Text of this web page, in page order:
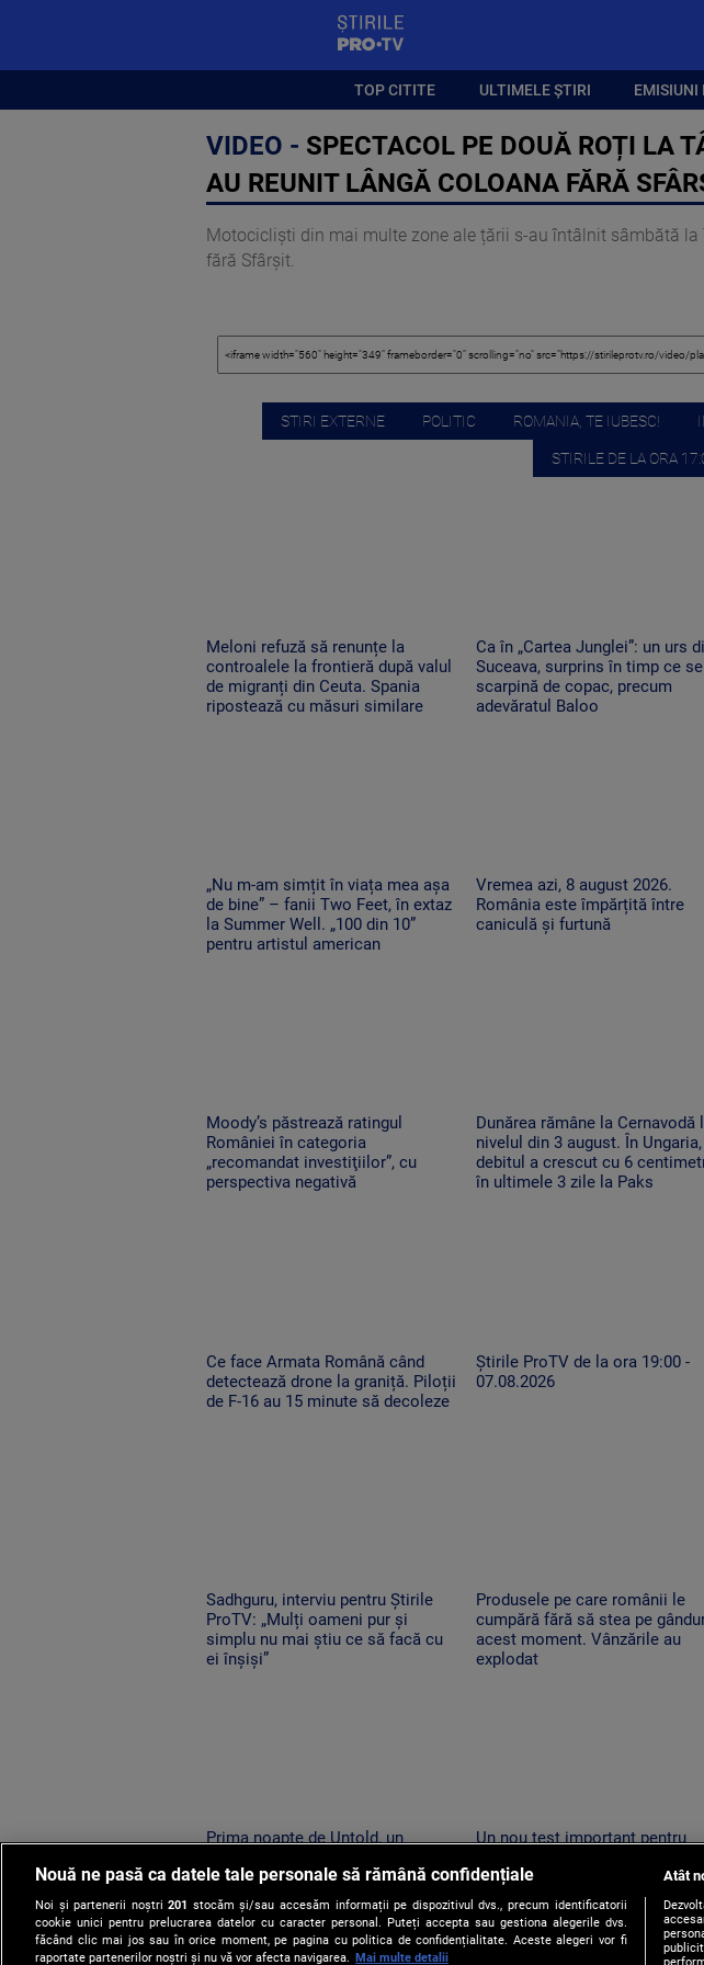
TOP CITITE ULTIMELE ȘTIRI EMISIUNI
VIDEO - SPECTACOL PE DOUĂ ROȚI LA
AU REUNIT LÂNGĂ COLOANA FĂRĂ
Motocicliști din mai multe zone ale țării s-au întâlnit sâmbătă
fără Sfârșit.
STIRI EXTERNE POLITIC ROMANIA, TE IUBESC!
STIRILE DE LA ORA
Meloni refuză să renunțe la
controalele la frontieră după valul
de migranți din Ceuta. Spania
ripostează cu măsuri similare
Ca în „Cartea Junglei”: un urs
Suceava, surprins în timp ce se
scarpină de copac, precum
adevăratul Baloo
„Nu m-am simțit în viața mea așa
de bine” – fanii Two Feet, în extaz
la Summer Well. „100 din 10”
pentru artistul american
Vremea azi, 8 august 2026.
România este împărțită între
caniculă și furtună
Moody’s păstrează ratingul
României în categoria
„recomandat investiţiilor”, cu
perspectiva negativă
Dunărea rămâne la Cernavodă
nivelul din 3 august. În Ungaria,
debitul a crescut cu 6
în ultimele 3 zile la Paks
Ce face Armata Română când
detectează drone la graniță. Piloții
de F-16 au 15 minute să decoleze
Știrile ProTV de la ora 19:00 -
07.08.2026
Sadhguru, interviu pentru Știrile
ProTV: „Mulți oameni pur și
simplu nu mai știu ce să facă cu
ei înșiși”
Produsele pe care românii le
cumpără fără să stea pe
acest moment. Vânzările au
explodat
Prima noapte de Untold, un
participanți și un show memorabil
susținut de Sting
Un nou test important pentru
ne retrogradează la „junk”. Ce
însemna acest lucru
Nouă ne pasă ca datele tale personale să rămână confidențiale
Noi și partenerii noștri201 stocăm și/sau accesăm informații pe dispozitivul dvs., precum identificatorii
cookie unici pentru prelucrarea datelor cu caracter personal. Puteți accepta sau gestiona alegerile dvs.
făcând clic mai jos sau în orice moment, pe pagina cu politica de confidențialitate. Aceste alegeri vor fi
raportate partenerilor noștri și nu vă vor afecta navigarea.
Mai multe detalii
Atât